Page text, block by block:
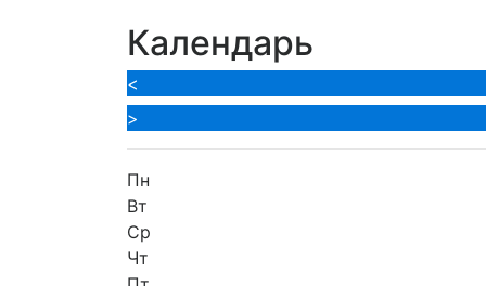
Календарь
<
>
Пн
Вт
Ср
Чт